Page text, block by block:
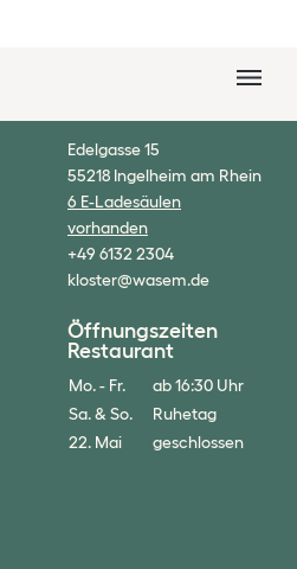
Edelgasse 15
55218 Ingelheim am Rhein
6 E-Ladesäulen
vorhanden
+49 6132 2304
kloster@wasem.de
Öffnungszeiten
Restaurant
Mo. - Fr.
ab 16:30 Uhr
Sa. & So.
Ruhetag
22. Mai
geschlossen